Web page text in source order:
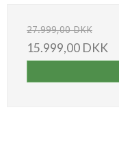
27.999,00 DKK
15.999,00 DKK